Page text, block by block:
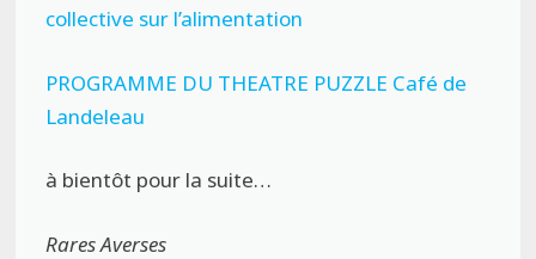
collective sur l’alimentation
PROGRAMME DU THEATRE PUZZLE Café de
Landeleau
à bientôt pour la suite…
Rares Averses